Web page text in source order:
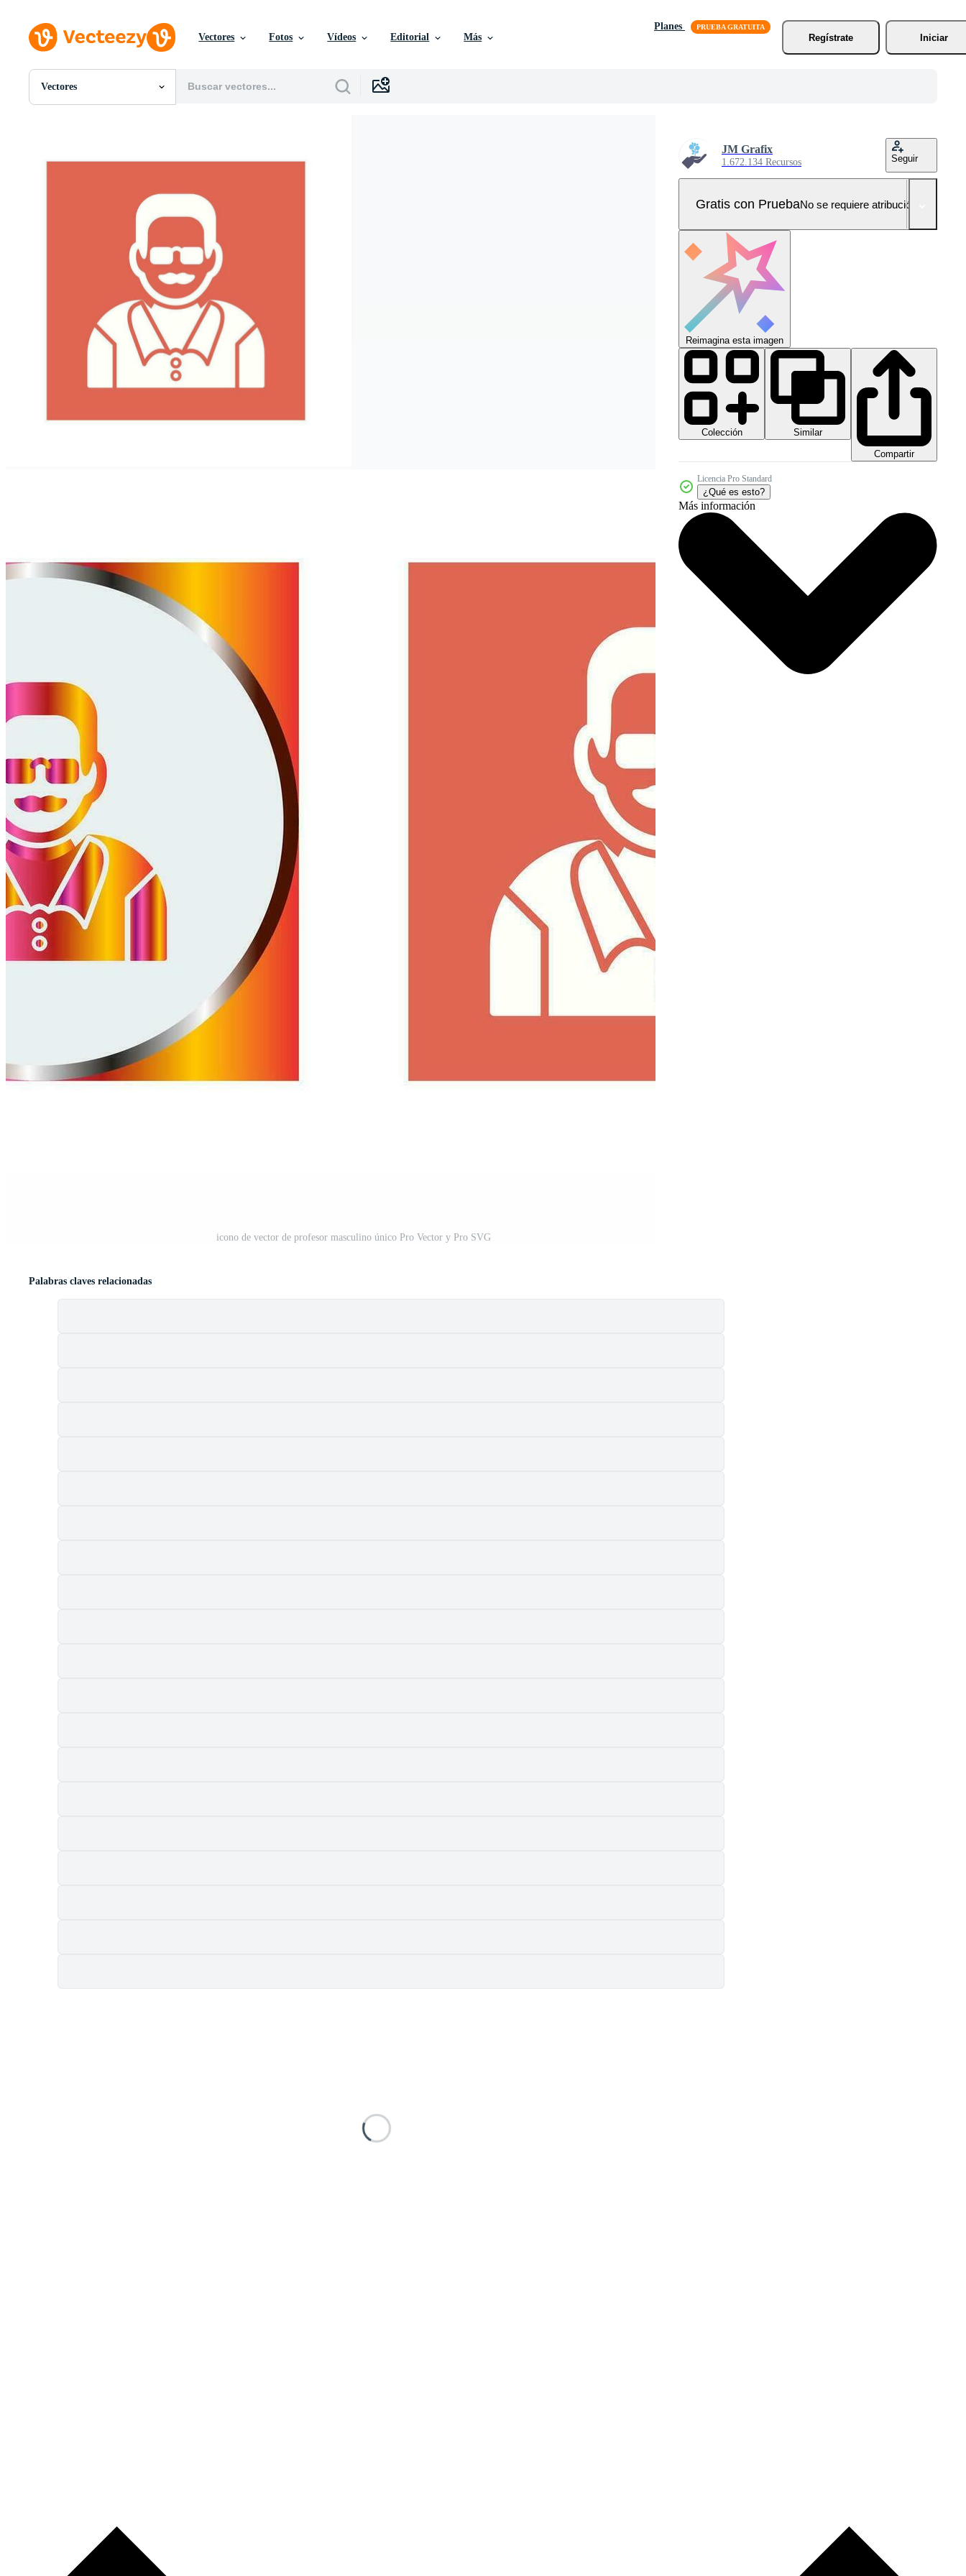
Vectores Fotos Vídeos Editorial Más
Planes
Regístrate
Iniciar
Vectores
Todas Imágenes
Gráficos en Movimiento
Eventos Editoriales
icono de vector de profesor masculino único Pro Vector y Pro SVG
JM Grafix
1.672.134 Recursos Seguir
Gratis con PruebaNo se requiere atribución!
Reimagina esta imagen
Colección
Similar
Compartir
Licencia Pro Standard
¿Qué es esto?
Más información
Palabras claves relacionadas